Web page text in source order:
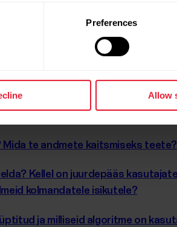
Preferences
Allow
ja edastamisel? Kas
vaadata, kui mul on säte
Mida te andmete kaitsmiseks teete?
Kellel on juurdepääs
kolmandatele isikutele?
ja milliseid algoritme on